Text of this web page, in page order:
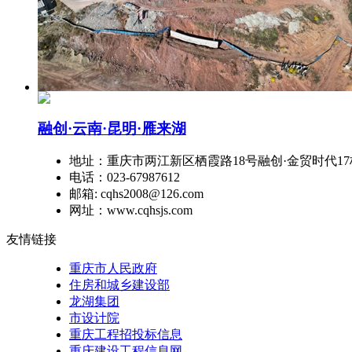
融创·云南·昆明·雁来湖
地址：重庆市两江新区栖霞路18号融创·金贸时代
电话：023-67987612
邮箱: cqhs2008@126.com
网址：www.cqhsjs.com
友情链接
重庆市人民政府
住房和城乡建设部
龙湖集团
市设计院
重庆工程招投标信息